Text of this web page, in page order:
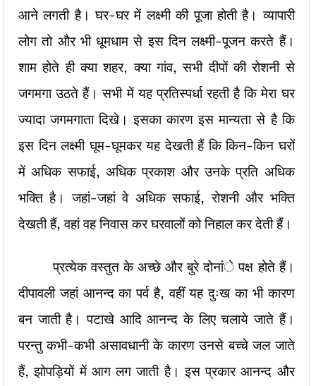
आने लगती है। घर-घर में लक्ष्मी की पूजा होती है। व्यापारी
लोग तो और भी धूमधाम से इस दिन लक्ष्मी-पूजन करते हैं।
शाम होते ही क्या शहर, क्या गांव, सभी दीपों की रोशनी से
जगमगा उठते हैं। सभी में यह प्रतिस्पर्धा रहती है कि मेरा घर
ज्यादा जगमगाता दिखे। इसका कारण इस मान्यता से है कि
इस दिन लक्ष्मी घूम-घूमकर यह देखती हैं कि किन-किन घरों
में अधिक सफाई, अधिक प्रकाश और उनके प्रति अधिक
भक्ति है। जहां-जहां वे अधिक सफाई, रोशनी और भक्ति
देखती हैं, वहां वह निवास कर घरवालों को निहाल कर देती हैं।
प्रत्येक वस्तुत के अच्छे और बुरे दोनांे पक्ष होते हैं।
दीपावली जहां आनन्द का पर्व है, वहीं यह दुःख का भी कारण
बन जाती है। पटाखे आदि आनन्द के लिए चलाये जाते हैं।
परन्तु कभी-कभी असावधानी के कारण उनसे बच्चे जल जाते
हैं, झोपड़ियों में आग लग जाती है। इस प्रकार आनन्द और